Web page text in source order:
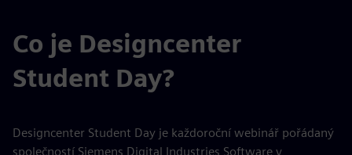
Co je Designcenter
Student Day?
Designcenter Student Day je každoroční webinář pořádaný
společností Siemens Digital Industries Software v